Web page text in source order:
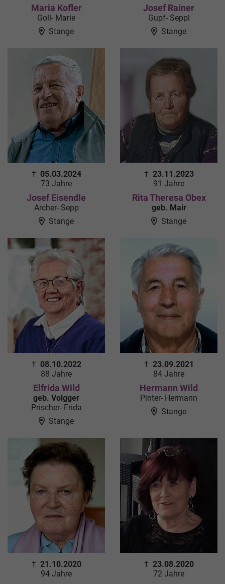
Maria Kofler
Goll- Marie
Stange
Josef Rainer
Gupf- Seppl
Stange
† 05.03.2024
73 Jahre
Josef Eisendle
Archer- Sepp
Stange
† 23.11.2023
91 Jahre
Rita Theresa Obex
geb. Mair
Stange
† 08.10.2022
88 Jahre
Elfrida Wild
geb. Volgger
Prischer- Frida
Stange
† 23.09.2021
84 Jahre
Hermann Wild
Pinter- Hermann
Stange
† 21.10.2020
94 Jahre
† 23.08.2020
72 Jahre